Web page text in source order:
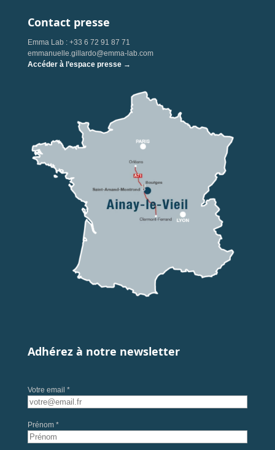
Contact presse
Emma Lab : +33 6 72 91 87 71
emmanuelle.gillardo@emma-lab.com
Accéder à l’espace presse →
Adhérez à notre newsletter
Votre email *
Prénom *